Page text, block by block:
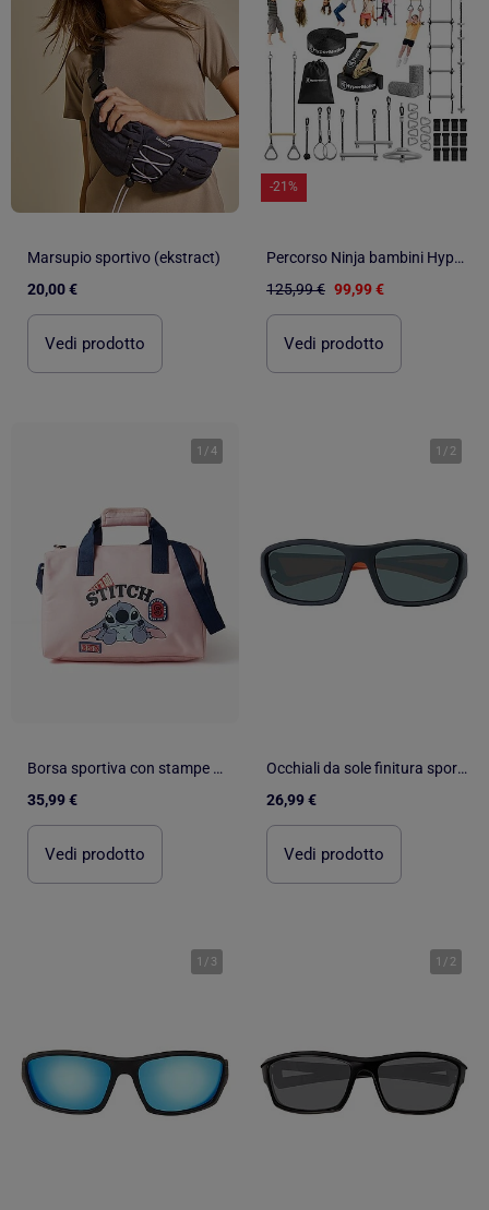
Marsupio sportivo (ekstract)
20,00 €
Vedi prodotto
-21%
Percorso Ninja bambini HyperMotion 9 ostacoli slackline da giardino con accessori
125,99 € 99,99 €
Vedi prodotto
1 /4
Borsa sportiva con stampe Stitch
35,99 €
Vedi prodotto
1 / 2
Occhiali da sole finitura sportiva in gomma, lenti polarizzate unisex adulto Isotoner
26,99 €
Vedi prodotto
1 / 3 1 / 2